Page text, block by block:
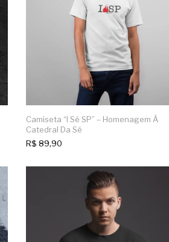
Camiseta “I Sé SP” – Homenagem À
Catedral Da Sé
R$ 89,90